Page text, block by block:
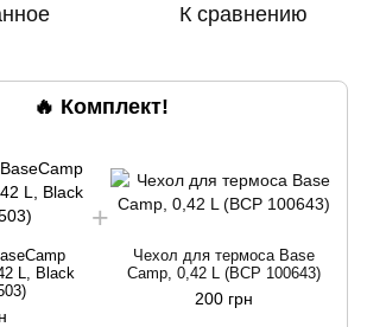
К сравнению
🔥 Комплект!
L, Black
Чехол для термоса Base
Camp, 0,42 L (BCP 100643)
200 грн